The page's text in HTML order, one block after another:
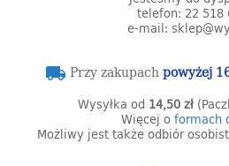
telefon: 22 518
e-mail:
local_shipping Przy zakupachpowyżej
Wysyłka od 14,50 zł
Więcej o formach
Możliwy jest także odbiór